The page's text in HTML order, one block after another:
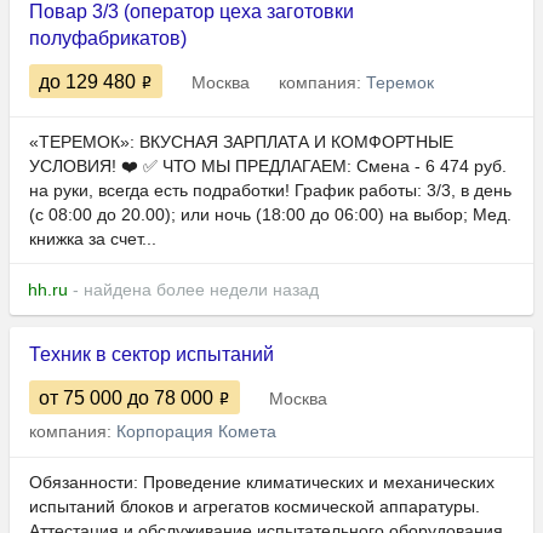
Повар 3/3 (оператор цеха заготовки
полуфабрикатов)
до 129 480 Москва компания: Теремок
«ТЕРЕМОК»: ВКУСНАЯ ЗАРПЛАТА И КОМФОРТНЫЕ
УСЛОВИЯ! ❤️ ✅ ЧТО МЫ ПРЕДЛАГАЕМ: Смена - 6 474 руб.
на руки, всегда есть подработки! График работы: 3/3, в день
(с 08:00 до 20.00); или ночь (18:00 до 06:00) на выбор; Мед.
книжка за счет...
hh.ru - найдена более недели назад
Техник в сектор испытаний
от 75 000 до 78 000
Москва
компания: Корпорация Комета
Обязанности: Проведение климатических и механических
испытаний блоков и агрегатов космической аппаратуры.